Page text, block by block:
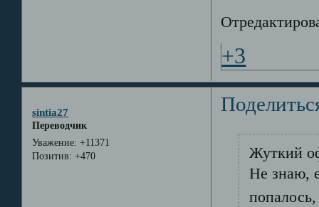
+3
sintia27
Переводчик
Уважение: +11371
Позитив: +470
Жуткий
Не знаю,